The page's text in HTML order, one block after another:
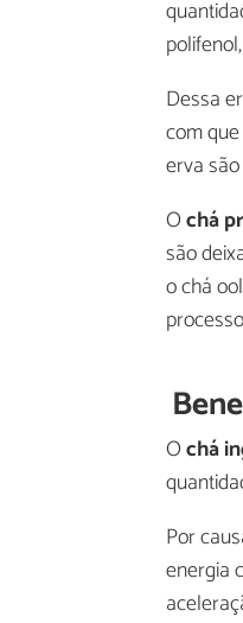
Dessa
com
erva
Ochá
são
o chá
Ochá
Por
energia